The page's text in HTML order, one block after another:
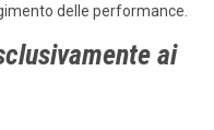
delle performance.
ai